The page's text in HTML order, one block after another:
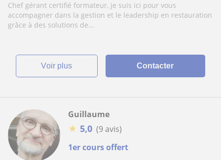
Chef gérant certifié formateur, je suis ici pour vous
accompagner dans la gestion et le leadership en restauration
grâce à des solutions de...
voir plus Contacter
1er cours offert
Guillaume
★ 5,0 (9 avis)